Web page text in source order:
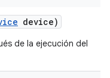
device)
de la ejecución del